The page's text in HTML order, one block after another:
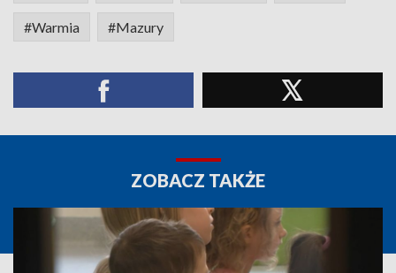
#Warmia #Mazury
ZOBACZ TAKŻE